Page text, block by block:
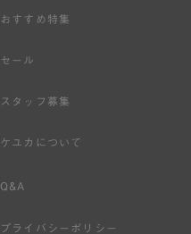
おすすめ特集
セール
スタッフ募集
ケユカについて
Q&A
プライバシーポリシー